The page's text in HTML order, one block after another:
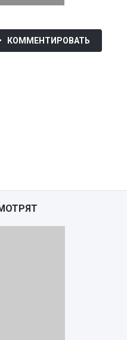
КОММЕНТИРОВАТЬ